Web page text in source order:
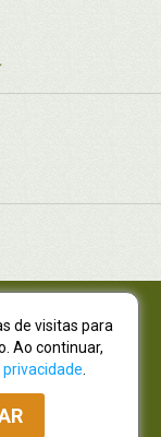
0001-19
0001-80
São Lourenço |
(41) 4009-3939
de visitas para
Ao continuar,